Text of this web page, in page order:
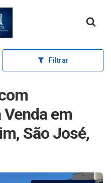
inicial
Filtrar
em
São José,